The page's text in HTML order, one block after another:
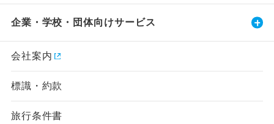
企業・学校・団体向けサービス
会社案内
標識・約款
旅行条件書